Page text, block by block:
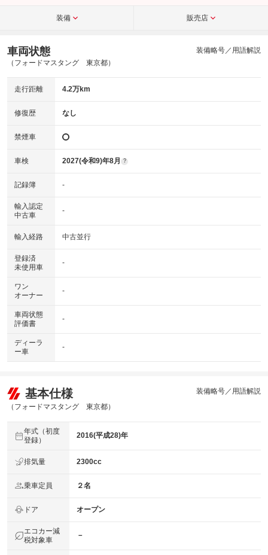
装備 販売店
車両状態
（フォードマスタング 東京都）
装備略号／用語解説
走行距離 4.2万km
修復歴 なし
禁煙車
車検 2027(令和9)年8月 ?
記録簿 -
輸入認定
中古車
-
輸入経路 中古並行
登録済
未使用車
-
ワン
オーナー
-
車両状態
評価書
-
ディーラ
ー車
-
基本仕様
（フォードマスタング 東京都）
装備略号／用語解説
年式（初度
登録）
2016(平成28)年
排気量 2300cc
乗車定員 ２名
ドア オープン
エコカー減
税対象車
－